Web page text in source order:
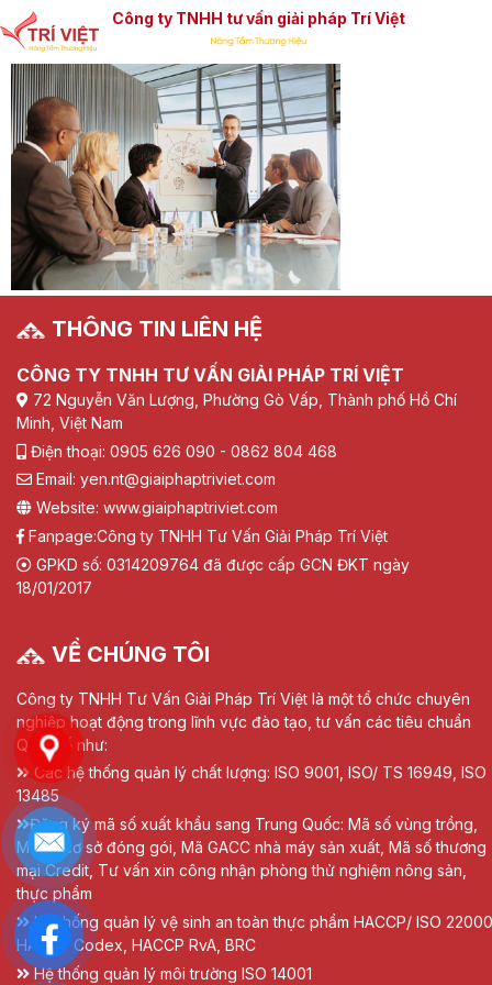
Công ty TNHH tư vấn giải pháp Trí Việt
THÔNG TIN LIÊN HỆ
CÔNG TY TNHH TƯ VẤN GIẢI PHÁP TRÍ VIỆT
72 Nguyễn Văn Lượng, Phường Gò Vấp, Thành phố Hồ Chí
Minh, Việt Nam
Điện thoại: 0905 626 090 - 0862 804 468
Email: yen.nt@giaiphaptriviet.com
Website: www.giaiphaptriviet.com
Fanpage:Công ty TNHH Tư Vấn Giải Pháp Trí Việt
GPKD số: 0314209764 đã được cấp GCN ĐKT ngày
18/01/2017
VỀ CHÚNG TÔI
Công ty TNHH Tư Vấn Giải Pháp Trí Việt là một tổ chức chuyên
nghiệp hoạt động trong lĩnh vực đào tạo, tư vấn các tiêu chuẩn
Quốc tế như:
Các hệ thống quản lý chất lượng: ISO 9001, ISO/ TS 16949, ISO
13485
Đăng ký mã số xuất khẩu sang Trung Quốc: Mã số vùng trồng,
Mã số cơ sở đóng gói, Mã GACC nhà máy sản xuất, Mã số thương
mại Credit, Tư vấn xin công nhận phòng thử nghiệm nông sản,
thực phẩm
Hệ thống quản lý vệ sinh an toàn thực phẩm HACCP/ ISO
HACCP Codex, HACCP RvA, BRC
Hệ thống quản lý môi trường ISO 14001